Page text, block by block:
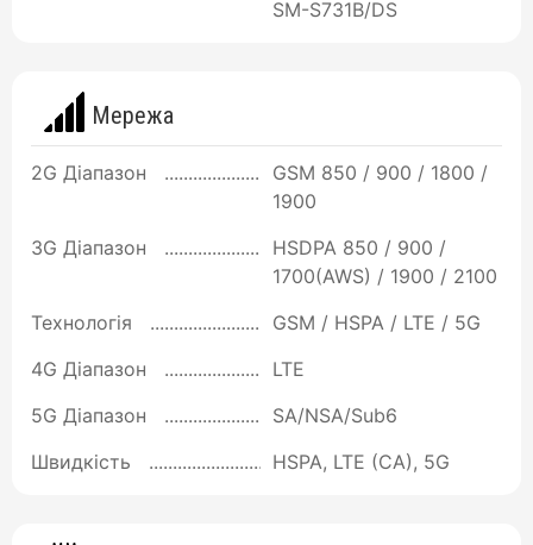
SM-S731B/DS
Мережа
2G Діапазон
GSM 850 / 900 / 1800 /
1900
3G Діапазон
HSDPA 850 / 900 /
1700(AWS) / 1900 / 2100
Технологія
GSM / HSPA / LTE / 5G
4G Діапазон
LTE
5G Діапазон
SA/NSA/Sub6
Швидкість
HSPA, LTE (CA), 5G